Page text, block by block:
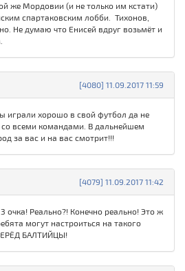
же Мордовии (и не только им кстати)
спартаковским лобби. Тихонов,
Не думаю что Енисей вдруг возьмёт и
[4080] 11.09.2017 11:59
играли хорошо в свой футбол да не
всеми командами. В дальнейшем
за вас и на вас смотрит!!!
[4079] 11.09.2017 11:42
очка! Реально?! Конечно реально! Это ж
могут настроиться на такого
БАЛТИЙЦЫ!